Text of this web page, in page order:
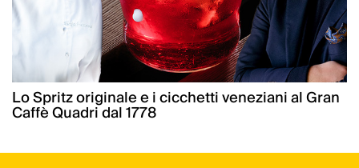
Lo Spritz originale e i cicchetti veneziani al Gran
Caffè Quadri dal 1778